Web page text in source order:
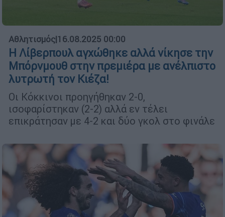
Αθλητισμός|16.08.2025 00:00
Η Λίβερπουλ αγχώθηκε αλλά νίκησε την
Μπόρνμουθ στην πρεμιέρα με ανέλπιστο
λυτρωτή τον Κιέζα!
Οι Κόκκινοι προηγήθηκαν 2-0,
ισοφαρίστηκαν (2-2) αλλά εν τέλει
επικράτησαν με 4-2 και δύο γκολ στο φινάλε